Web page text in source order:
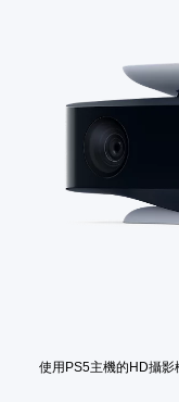
使用PS5主機的HD攝影